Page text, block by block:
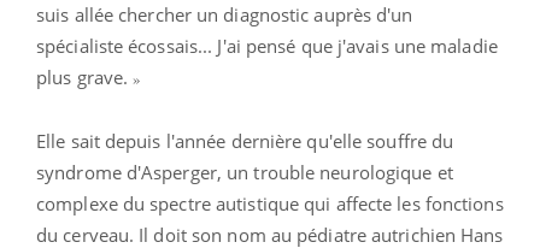
suis allée chercher un diagnostic auprès d'un
spécialiste écossais... J'ai pensé que j'avais une maladie
plus grave.»
Elle sait depuis l'année dernière qu'elle souffre du
syndrome d'Asperger, un trouble neurologique et
complexe du spectre autistique qui affecte les fonctions
du cerveau. Il doit son nom au pédiatre autrichien Hans